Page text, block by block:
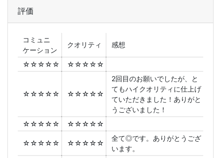
評価
コミュニ
ケーション
クオリティ 感想
☆☆☆☆☆ ☆☆☆☆☆
☆☆☆☆☆ ☆☆☆☆☆
2回目のお願いでしたが、と
てもハイクオリティに仕上げ
ていただきました！ありがと
うございました！
☆☆☆☆☆
☆☆☆☆☆
☆☆☆☆☆ ☆☆☆☆☆
全て◎です。ありがとうござ
います。